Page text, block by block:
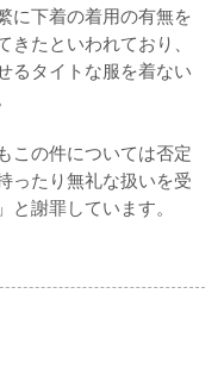
に下着の着用の有無を
たといわれており、
るタイトな服を着ない
この件については否定
ったり無礼な扱いを受
謝罪しています。